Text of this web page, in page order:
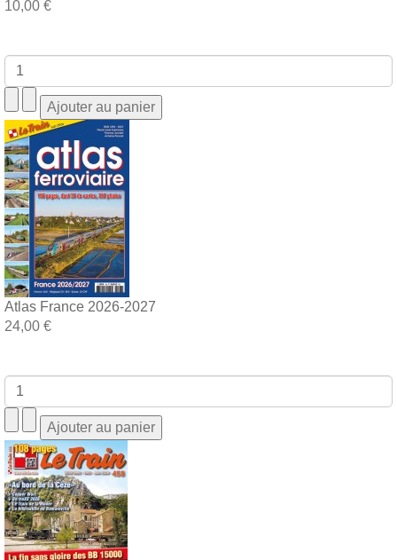
10,00 €
Atlas France 2026-2027
24,00 €